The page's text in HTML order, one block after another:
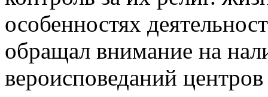
особенностях
обращал внимание на
вероисповеданий